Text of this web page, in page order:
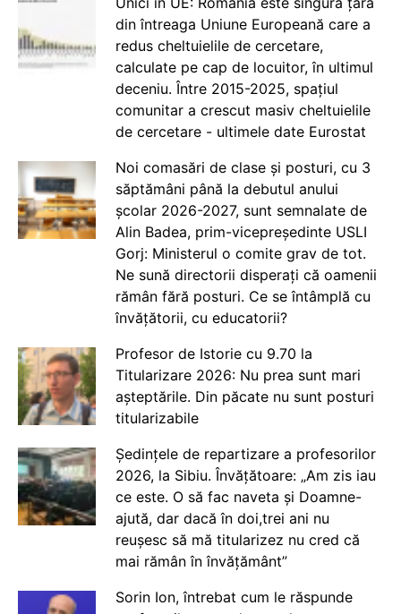
din întreaga Uniune Europeană care a
redus cheltuielile de cercetare,
calculate pe cap de locuitor, în ultimul
deceniu. Între 2015-2025, spațiul
comunitar a crescut masiv cheltuielile
de cercetare - ultimele date Eurostat
Noi comasări de clase și posturi, cu 3
săptămâni până la debutul anului
școlar 2026-2027, sunt semnalate de
Alin Badea, prim-vicepreședinte USLI
Gorj: Ministerul o comite grav de tot.
Ne sună directorii disperați că oamenii
rămân fără posturi. Ce se întâmplă cu
învățătorii, cu educatorii?
Profesor de Istorie cu 9.70 la
Titularizare 2026: Nu prea sunt mari
așteptările. Din păcate nu sunt posturi
titularizabile
Ședințele de repartizare a profesorilor
2026, la Sibiu. Învățătoare: „Am zis iau
ce este. O să fac naveta și Doamne-
ajută, dar dacă în doi,trei ani nu
reușesc să mă titularizez nu cred că
mai rămân în învățământ”
Sorin Ion, întrebat cum le răspunde